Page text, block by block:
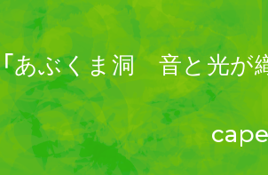
「あぶくま洞 音
～幻想美